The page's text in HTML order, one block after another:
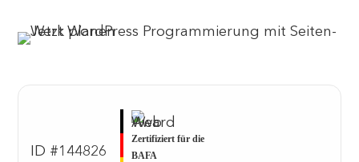
ID #144826
Zertifiziert für die
BAFA